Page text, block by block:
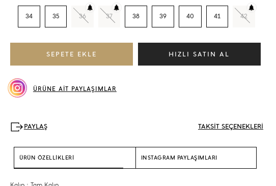
34 35 36 37 38 39 40 41 42
ÜRÜNE AİT PAYLAŞIMLAR
TAKSİT SEÇENEKLERİ
ÜRÜN ÖZELLİKLERİ INSTAGRAM PAYLAŞIMLARI